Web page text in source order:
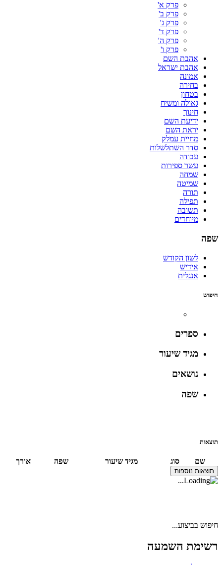
פרק א'
פרק ב'
פרק ג'
פרק ד'
פרק ה'
פרק ו'
אהבת השם
אהבת ישראל
אמונה
בחירה
בטחון
גאולה ומשיח
חינוך
ידיעת השם
יראת השם
מחיית עמלק
סדר השתלשלות
עבודה
עשר ספירות
שמחה
שמיטה
תורה
תפילה
תשובה
מיוחדים
שפה
לשון הקודש
אידיש
אנגלית
חיפוש
ספרים
מגיד שיעור
נושאים
שפה
תוצאות
שם סוג מגיד שיעור שפה אורך
תוצאות נוספות
חיפוש בביצוע...
רשימת השמעה